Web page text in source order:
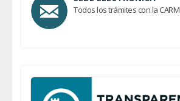
Todos los trámites con la CARM